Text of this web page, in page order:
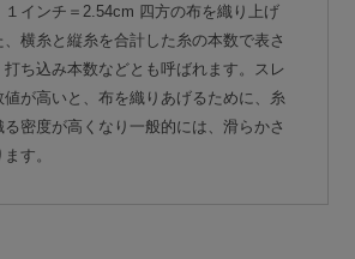
１インチ＝2.54cm 四方の布を織り上げ
横糸と縦糸を合計した糸の本数で表さ
ち込み本数などとも呼ばれます。スレ
値が高いと、布を織りあげるために、糸
密度が高くなり一般的には、滑らかさ
す。